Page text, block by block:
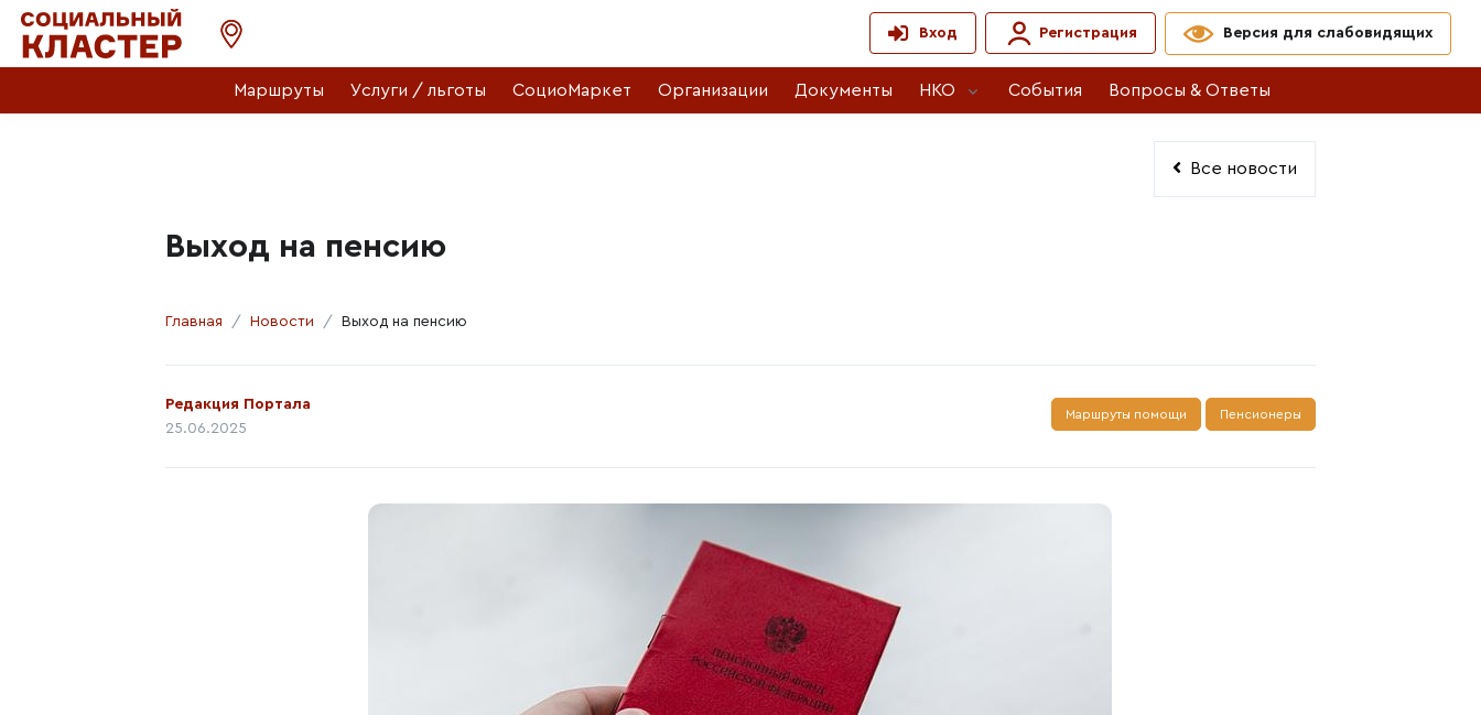
Вход Регистрация Версия для слабовидящих
Маршруты Услуги / льготы СоциоМаркет Организации Документы НКО События Вопросы & Ответы
Все новости
Выход на пенсию
Главная Новости Выход на пенсию
Автор:
Редакция Портала
Дата публикации:
25.06.2025
Маршруты помощи Пенсионеры